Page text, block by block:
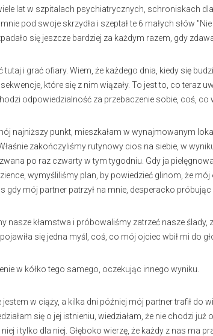
lat w szpitalach psychiatrycznych, schroniskach
pod swoje skrzydła i szeptał te 6 małych słów
się jeszcze bardziej za każdym razem, gdy
i grać ofiary. Wiem, że każdego dnia, kiedy się
które się z nim wiązały. To jest to, co teraz
odpowiedzialność za przebaczenie sobie, coś, co
najniższy punkt, mieszkałam w wynajmowanym
zakończyliśmy rutynowy cios na siebie, w
po raz czwarty w tym tygodniu. Gdy ja
wymyśliliśmy plan, by powiedzieć glinom, że
gdy mój partner patrzył na mnie, desperacko
nasze kłamstwa i próbowaliśmy zatrzeć nasze ślady,
się jedna myśl, coś, co mój ojciec wbił mi do
w kółko tego samego, oczekując innego wyniku.
jestem w ciąży, a kilka dni później mój partner trafił do
się o jej istnieniu, wiedziałam, że nie chodzi
i tylko dla niej. Głęboko wierzę, że każdy z nas ma